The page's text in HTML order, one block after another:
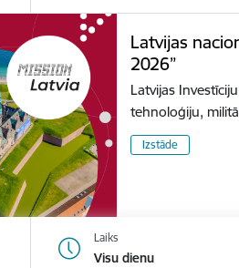
Latvijas
2026”
Latvijas
tehnoloģiju,
Izstāde
Laiks
Visu dienu